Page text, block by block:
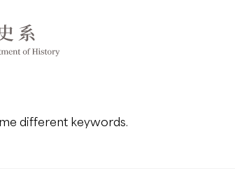
different keywords.